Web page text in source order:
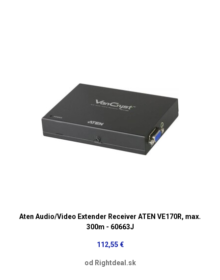
Aten Audio/Video Extender Receiver ATEN VE170R, max.
300m - 60663J
112,55 €
od Rightdeal.sk